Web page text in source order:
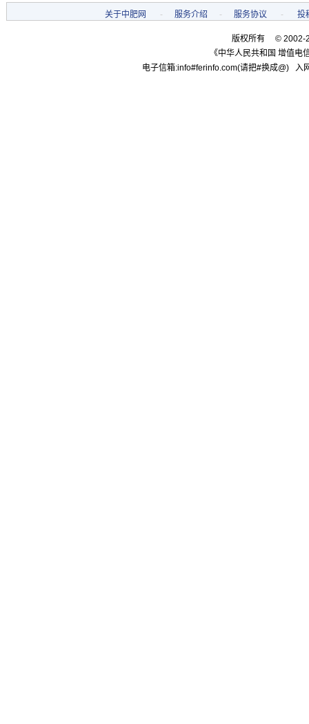
关于中肥网 - 服务介绍 - 服务协议 - 投
版权所有 © 2002-
《中华人民共和国 增值电
电子信箱:info#ferinfo.com(请把#换成@)